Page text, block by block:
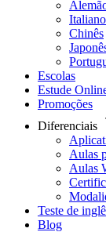
Italiano
Chinês
Escolas
Estude
Promoções
Diferenciais
Aulas
Aulas
Teste de
Blog